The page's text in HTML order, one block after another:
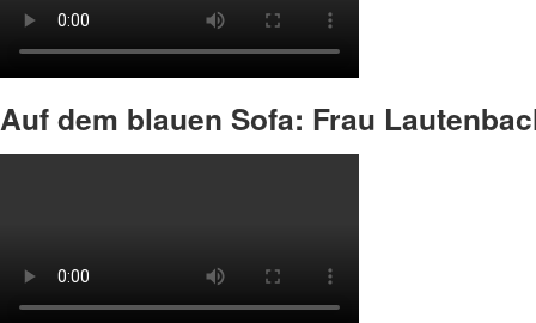
Auf dem blauen Sofa: Frau